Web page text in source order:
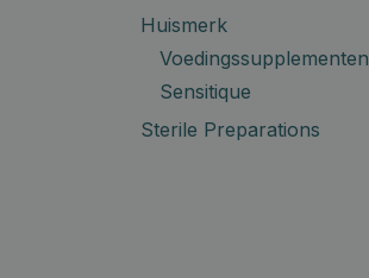
Huismerk
Voedingssupplementen
Sensitique
Sterile Preparations